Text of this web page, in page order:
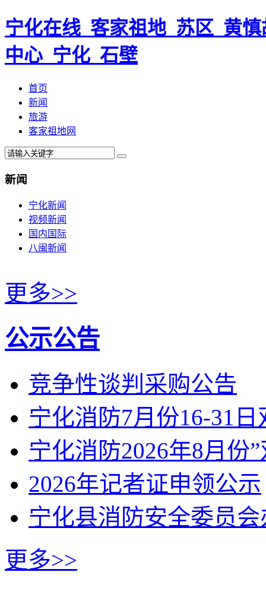
宁化在线_客家祖地_苏区_黄
中心_宁化_石壁
首页
新闻
旅游
客家祖地网
新闻
宁化新闻
视频新闻
国内国际
八闽新闻
更多>>
公示公告
竞争性谈判采购公告
宁化消防7月份16-31
宁化消防2026年8月份
2026年记者证申领公示
宁化县消防安全委员
更多>>